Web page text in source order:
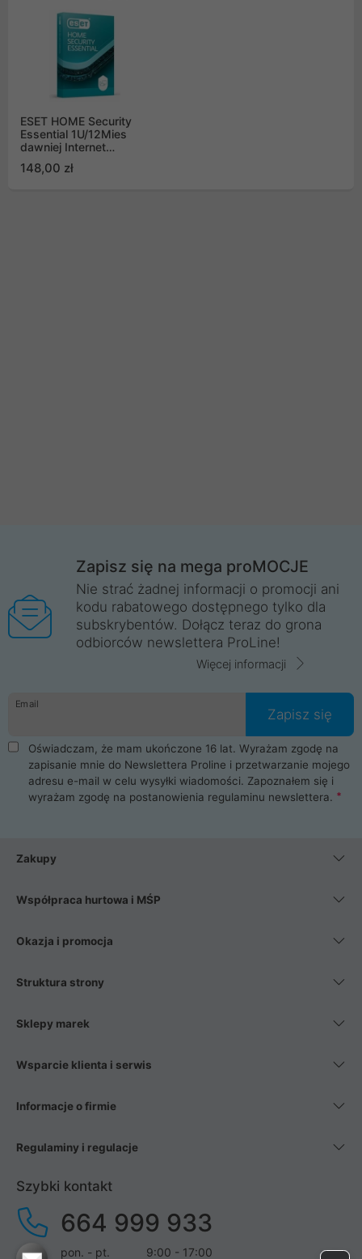
ESET HOME Security
Essential 1U/12Mies
dawniej Internet
148,00 zł
Zapisz się na mega proMOCJE
Nie strać żadnej informacji o promocji ani
kodu rabatowego dostępnego tylko dla
subskrybentów. Dołącz teraz do grona
odbiorców newslettera ProLine!
Więcej informacji
Email
Zapisz się
Oświadczam, że mam ukończone 16 lat. Wyrażam zgodę na
zapisanie mnie do Newslettera Proline i przetwarzanie mojego
adresu e-mail w celu wysyłki wiadomości. Zapoznałem się i
wyrażam zgodę na postanowienia regulaminu newslettera.
Zakupy
Współpraca hurtowa i MŚP
Okazja i promocja
Struktura strony
Sklepy marek
Wsparcie klienta i serwis
Informacje o firmie
Regulaminy i regulacje
Szybki kontakt
664 999 933
pon. - pt. 9:00 - 17:00